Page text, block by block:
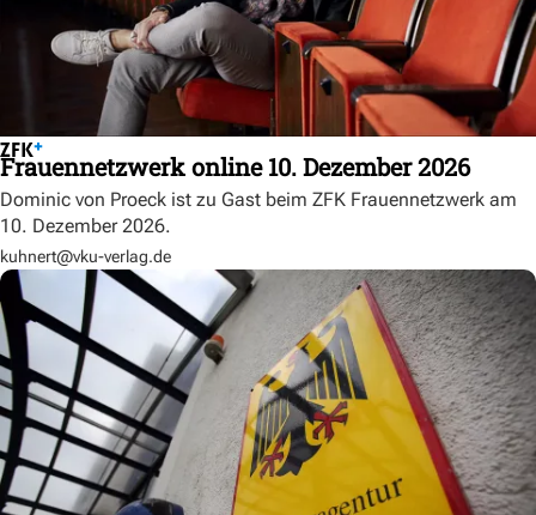
Frauennetzwerk online 10. Dezember 2026
Dominic von Proeck ist zu Gast beim ZFK Frauennetzwerk am
10. Dezember 2026.
kuhnert@vku-verlag.de